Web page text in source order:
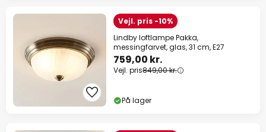
Vejl. pris -10%
Lindby loftlampe Pakka,
messingfarvet, glas, 31 cm, E27
759,00 kr.
Vejl. pris849,00 kr.
På lager